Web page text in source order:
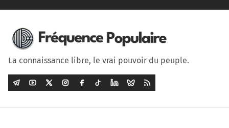
La connaissance libre, le vrai pouvoir du peuple.